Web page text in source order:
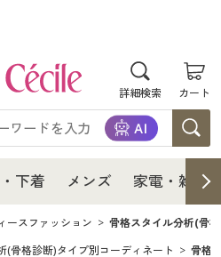
詳細検索 カート
下着 メンズ 家電・雑貨
ースファッション
骨格スタイル分析(骨
(骨格診断)タイプ別コーディネート 骨格